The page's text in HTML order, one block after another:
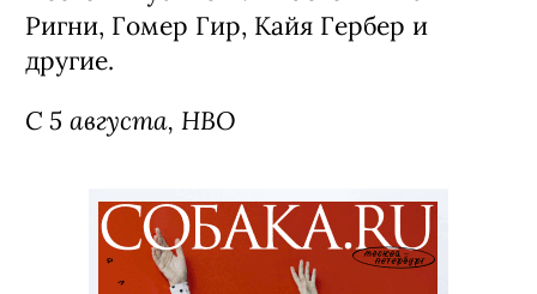
автора «Американского психопата»
Брета Истона Эллиса, которой занялся
великий и ужасный шоураннер Райан
Мерфи (франшиза «Американская
начале 80-х события разворачиваются
вокруг группы старшеклассников из
элитной частной школы в Лос-